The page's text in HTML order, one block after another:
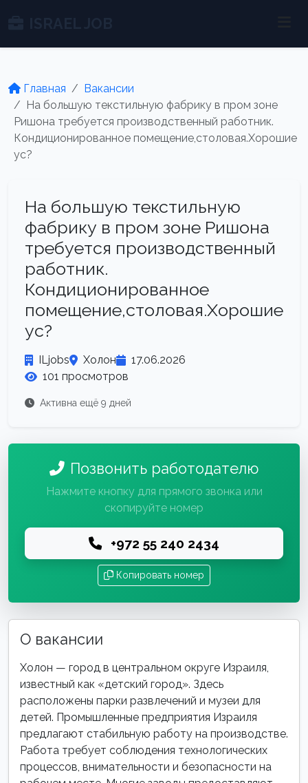
Главная
Вакансии
На большую текстильную фабрику в пром зоне
Ришона требуется производственный работник.
Кондиционированное помещение,столовая.Хорошие
ус?
На большую текстильную
фабрику в пром зоне Ришона
требуется производственный
работник.
Кондиционированное
помещение,столовая.Хорошие
ус?
ILjobs Холон
17.06.2026
101 просмотров
Активна ещё 9 дней
Позвонить работодателю
Нажмите кнопку для прямого звонка или
скопируйте номер
+972 55 240 2434
Копировать номер
О вакансии
Холон — город в центральном округе Израиля,
известный как «детский город». Здесь
расположены парки развлечений и музеи для
детей. Промышленные предприятия Израиля
предлагают стабильную работу на производстве.
Работа требует соблюдения технологических
процессов, внимательности и безопасности на